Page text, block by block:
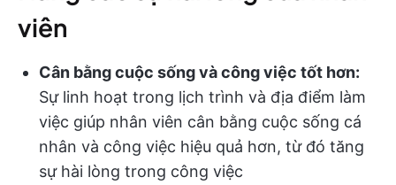
viên
Cân bằng cuộc sống và công việc tốt hơn:
Sự linh hoạt trong lịch trình và địa điểm làm
việc giúp nhân viên cân bằng cuộc sống cá
nhân và công việc hiệu quả hơn, từ đó tăng
sự hài lòng trong công việc